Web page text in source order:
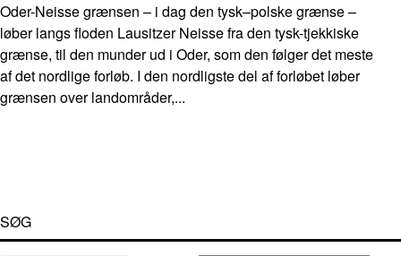
Oder-Neisse grænsen – i dag den tysk–polske grænse –
løber langs floden Lausitzer Neisse fra den tysk-tjekkiske
grænse, til den munder ud i Oder, som den følger det meste
af det nordlige forløb. I den nordligste del af forløbet løber
grænsen over landområder,...
SØG